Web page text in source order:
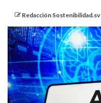
Redacción Sostenibilidad.sv